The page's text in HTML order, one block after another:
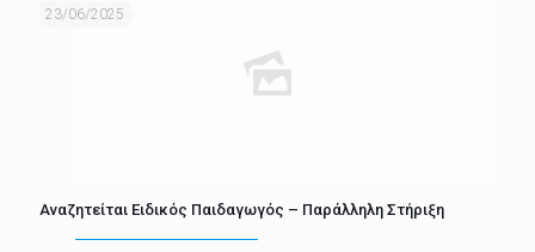
23/06/2025
Αναζητείται Ειδικός Παιδαγωγός – Παράλληλη Στήριξη